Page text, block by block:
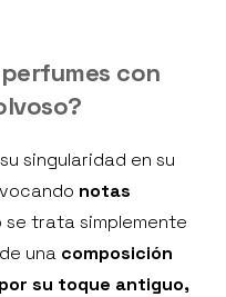
con
singularidad en su
notas
se trata simplemente
una composición
su toque antiguo,